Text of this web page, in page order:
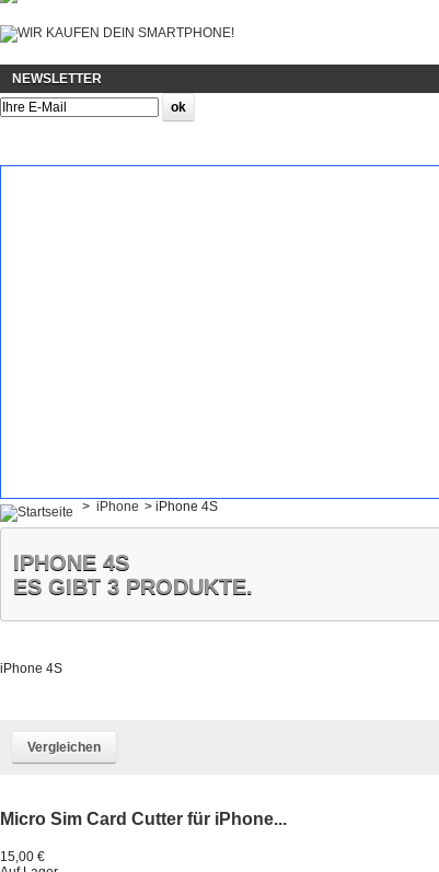
NEWSLETTER
> iPhone > iPhone 4S
IPHONE 4S
ES GIBT 3 PRODUKTE.
iPhone 4S
Micro Sim Card Cutter für iPhone...
15,00 €